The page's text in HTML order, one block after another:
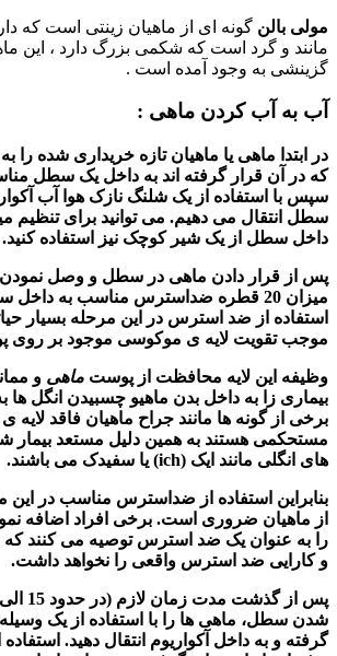
مولی بالن گونه ای از ماهیان زینتی است که
مانند و گرد است که شکمی بزرگ دارد ، این
گزینشی به وجود آمده است .
آب به آب کردن ماهی :
در ابتدا ماهی یا ماهیان تازه خریداری شده را
که در آن قرار گرفته اند به داخل یک سطل
سپس با استفاده از یک شلنگ نازک هوا آب
سطل انتقال می دهیم. می توانید برای تنظیم
داخل سطل از یک شیر کوچک نیز استفاده کنید.
پس از قرار دادن ماهی در سطل و وصل نمودن
میزان 20 قطره ضداسترس مناسب به داخل
استفاده از ضد استرس در این مرحله بسیار
موجب تقویت لایه ی موکوسی موجود بر
وظیفه این لایه محافظت از پوست ماهی و
بیماری زا به داخل بدن ماهیو چسبیدن انگل
برخی از گونه ها مانند جراح ماهیان فاقد
مستحکمی هستند به همین دلیل مستعد بیمار
های انگلی مانند ایک (ich) یا سفیدک می باشند.
بنابراین استفاده از ضداسترس مناسب در این
از ماهیان ضروری است. برخی افراد اضافه
را به عنوان یک ضد استرس توصیه می کنند
و کارایی ضد استرس واقعی را نخواهد داشت.
شدن سطل، ماهی ها را با استفاده از یک
گرفته و به داخل آکواریوم انتقال دهید.